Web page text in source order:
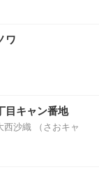
ワ
目キャン番地
西沙織 （さおキャ